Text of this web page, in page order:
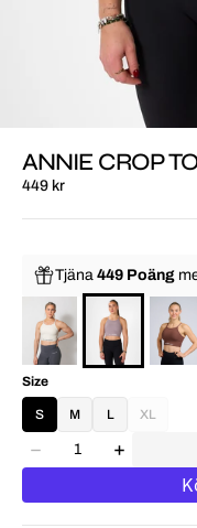
ANNIE CROP
449 kr
Tjäna 449 Poäng
Size
S M L XL